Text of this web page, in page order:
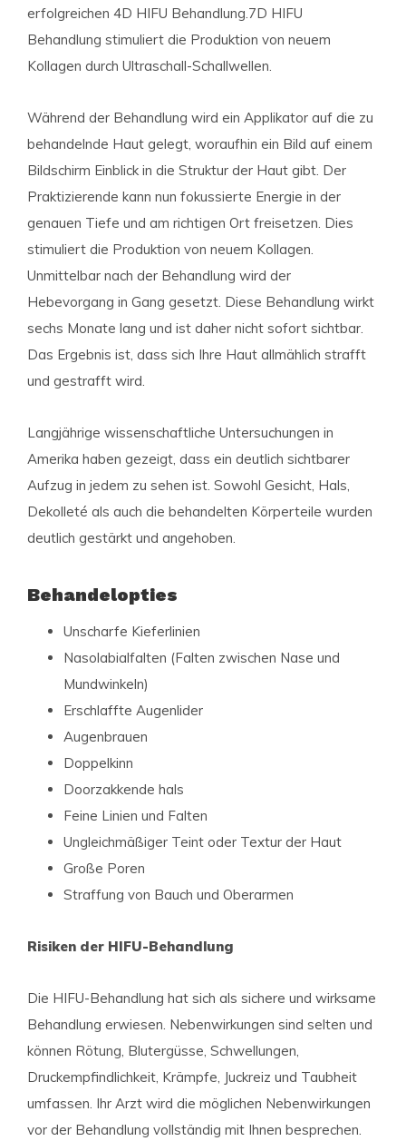
erfolgreichen 4D HIFU Behandlung.7D HIFU
Behandlung stimuliert die Produktion von neuem
Kollagen durch Ultraschall-Schallwellen.
Während der Behandlung wird ein Applikator auf die zu
behandelnde Haut gelegt, woraufhin ein Bild auf einem
Bildschirm Einblick in die Struktur der Haut gibt. Der
Praktizierende kann nun fokussierte Energie in der
genauen Tiefe und am richtigen Ort freisetzen. Dies
stimuliert die Produktion von neuem Kollagen.
Unmittelbar nach der Behandlung wird der
Hebevorgang in Gang gesetzt. Diese Behandlung wirkt
sechs Monate lang und ist daher nicht sofort sichtbar.
Das Ergebnis ist, dass sich Ihre Haut allmählich strafft
und gestrafft wird.
Langjährige wissenschaftliche Untersuchungen in
Amerika haben gezeigt, dass ein deutlich sichtbarer
Aufzug in jedem zu sehen ist. Sowohl Gesicht, Hals,
Dekolleté als auch die behandelten Körperteile wurden
deutlich gestärkt und angehoben.
Behandelopties
Unscharfe Kieferlinien
Nasolabialfalten (Falten zwischen Nase und
Mundwinkeln)
Erschlaffte Augenlider
Augenbrauen
Doppelkinn
Doorzakkende hals
Feine Linien und Falten
Ungleichmäßiger Teint oder Textur der Haut
Große Poren
Straffung von Bauch und Oberarmen
Risiken der HIFU-Behandlung
Die HIFU-Behandlung hat sich als sichere und wirksame
Behandlung erwiesen. Nebenwirkungen sind selten und
können Rötung, Blutergüsse, Schwellungen,
Druckempfindlichkeit, Krämpfe, Juckreiz und Taubheit
umfassen. Ihr Arzt wird die möglichen Nebenwirkungen
vor der Behandlung vollständig mit Ihnen besprechen.